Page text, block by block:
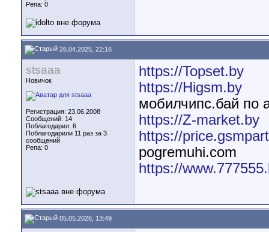
Репа: 0
26.04.2025, 22:16
stsaaa
Новичок
Регистрация: 23.06.2008
Сообщений: 14
Поблагодарил: 6
Поблагодарили 11 раз за 3
сообщений
Репа: 0
https://Topset.by
https://Higsm.by
мобилчипс.бай по
https://Z-market.by
https://
pogremuhi.com
https://
05.05.2026, 13:49